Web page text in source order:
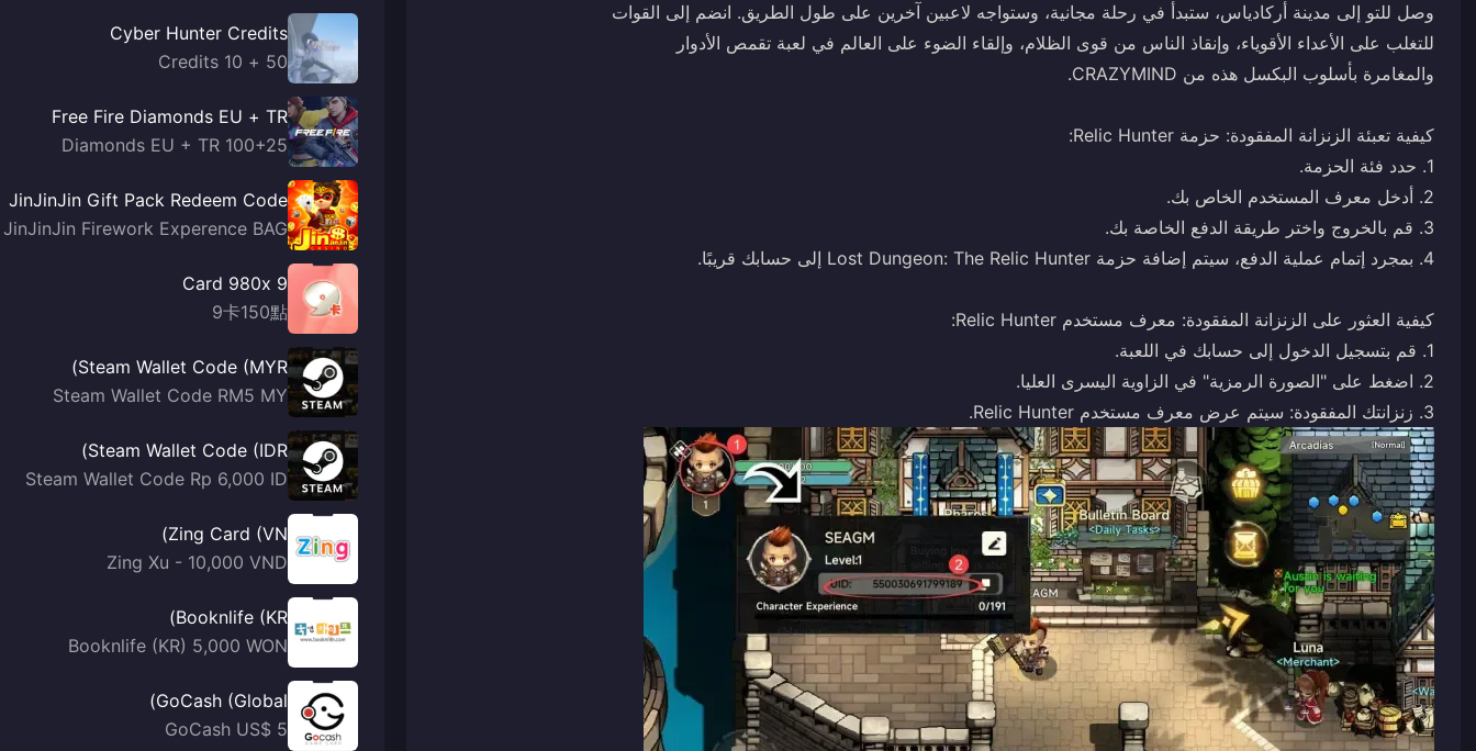
وصل للتو إلى مدينة أركادياس، ستبدأ في رحلة مجانية، وستواجه لاعبين آخرين على طول الطريق. انضم إلى القوات
للتغلب على الأعداء الأقوياء، وإنقاذ الناس من قوى الظلام، وإلقاء الضوء على العالم في لعبة تقمص الأدوار
3. زنزانتك المفقودة: سيتم عرض معرف مستخدم Relic Hunter.
Cyber Hunter Credits
50 + 10 Credits
Free Fire Diamonds EU + TR
100+25 Diamonds EU + TR
JinJinJin Gift Pack Redeem Code
JinJinJin Firework Experence BAG
9 Card 980x
9卡150點
Steam Wallet Code (MYR)
Steam Wallet Code RM5 MY
Steam Wallet Code (IDR)
Steam Wallet Code Rp 6,000 ID
Zing Card (VN)
Zing Xu - 10,000 VND
Booknlife (KR)
Booknlife (KR) 5,000 WON
GoCash (Global)
GoCash US$ 5